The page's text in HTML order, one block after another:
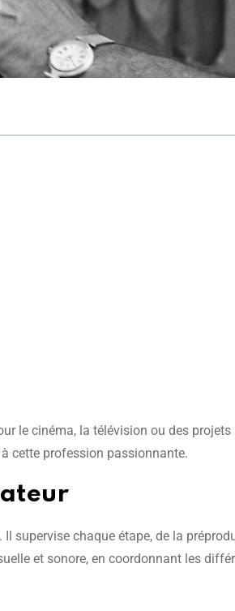
le cinéma, la télévision ou des
cette profession passionnante.
supervise chaque étape, de la
et sonore, en coordonnant les